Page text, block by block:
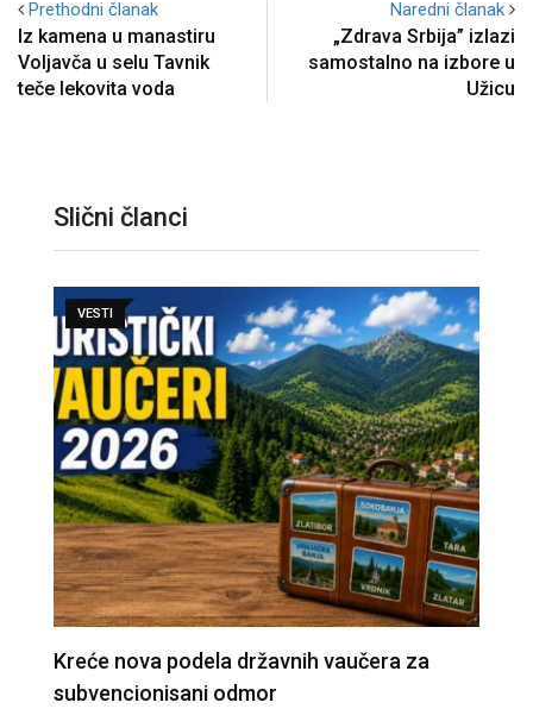
Prethodni članak
Iz kamena u manastiru
Voljavča u selu Tavnik
teče lekovita voda
Naredni članak
„Zdrava Srbija” izlazi
samostalno na izbore u
Užicu
Slični članci
VESTI
APEL MINISTARSTVA: Zaštitite građevinske
radnike tokom tropskih vrućina